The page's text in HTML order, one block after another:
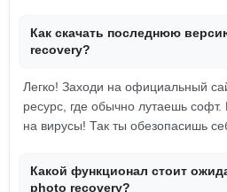
Как скачать последнюю
recovery?
Легко! Заходи на официальный
ресурс, где обычно лутаешь
на вирусы! Так ты обезопасишь
Какой функционал стоит
photo recovery?